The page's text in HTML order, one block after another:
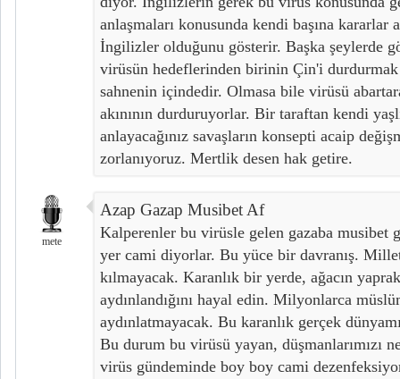
anlaşmaları konusunda kendi başına kararlar
İngilizler olduğunu gösterir. Başka şeylerde
virüsün hedeflerinden birinin Çin'i
sahnenin içindedir. Olmasa bile virüsü
akınının durduruyorlar. Bir taraftan kendi
anlayacağınız savaşların konsepti acaip
zorlanıyoruz. Mertlik desen hak getire.
mete
Azap Gazap Musibet Af
Kalperenler bu virüsle gelen gazaba musibet
yer cami diyorlar. Bu yüce bir davranış.
kılmayacak. Karanlık bir yerde, ağacın
aydınlandığını hayal edin. Milyonlarca
aydınlatmayacak. Bu karanlık gerçek
Bu durum bu virüsü yayan, düşmanlarımızı
virüs gündeminde boy boy cami